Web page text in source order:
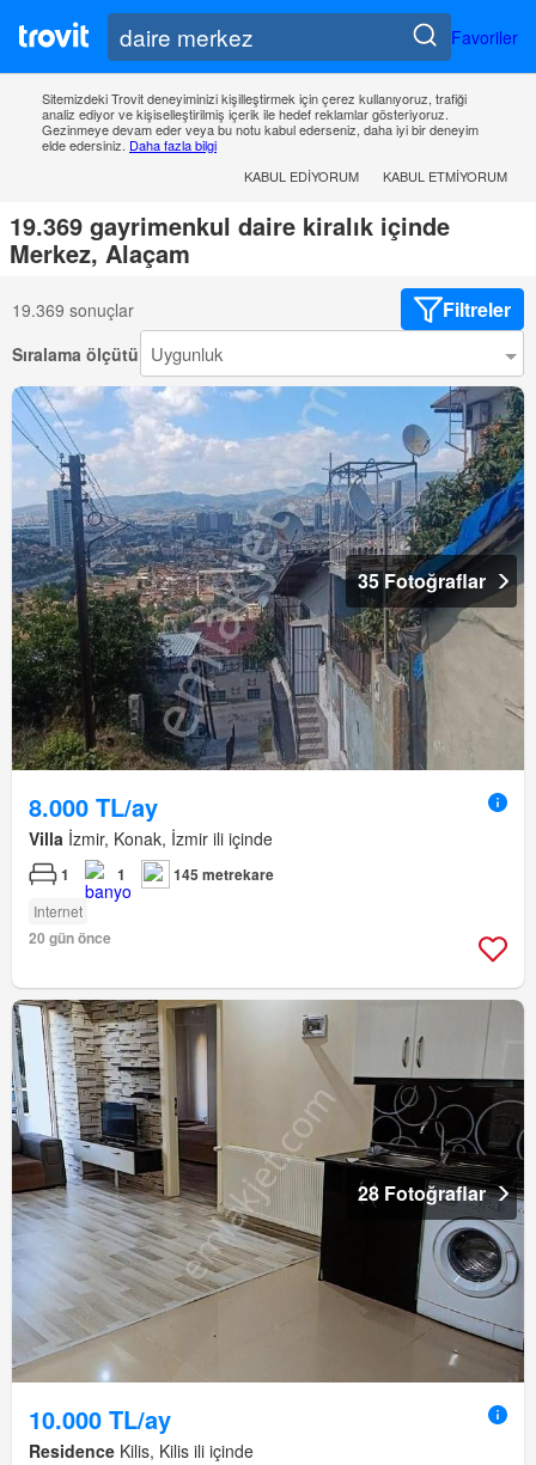
Favoriler
Sitemizdeki Trovit deneyiminizi kişilleştirmek için çerez kullanıyoruz, trafiği
analiz ediyor ve kişiselleştirilmiş içerik ile hedef reklamlar gösteriyoruz.
Gezinmeye devam eder veya bu notu kabul ederseniz, daha iyi bir deneyim
elde edersiniz. Daha fazla bilgi
KABUL EDIYORUM
KABUL ETMIYORUM
19.369 gayrimenkul daire kiralık içinde
Merkez, Alaçam
19.369 sonuçlar Filtreler
Sıralama ölçütü
35 Fotoğraflar
8.000 TL/ay
Villa İzmir, Konak, İzmir ili içinde
1 1 145 metrekare
Internet
20 gün önce
28 Fotoğraflar
10.000 TL/ay
Residence Kilis, Kilis ili içinde